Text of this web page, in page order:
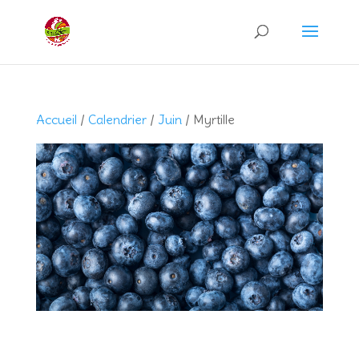
Recherche
produits
Accueil / Calendrier/ Juin/ Myrtille